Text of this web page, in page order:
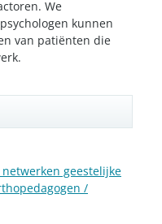
We
kunnen
van patiënten die
geestelijke
/